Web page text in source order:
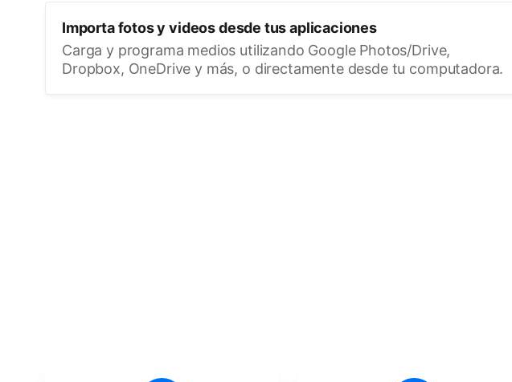
Importa fotos y videos desde tus aplicaciones
Carga y programa medios utilizando Google Photos/Drive,
Dropbox, OneDrive y más, o directamente desde tu computadora.